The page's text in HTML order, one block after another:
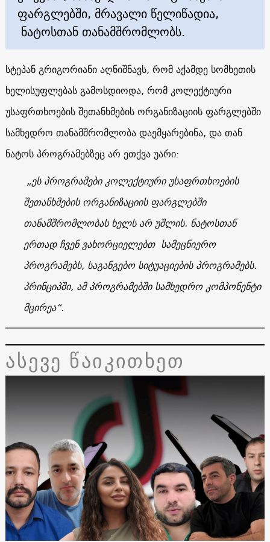
ფარგლებში, მრავალი წელიწადია,
ნატოსთან თანამშრომლობს.
სტეპან გრიგორიანი აღნიშნავს, რომ აქამდე სომხეთის
ხელისუფლებას გამოსდიოდა, რომ კოლექტიური
უსაფრთხოების შეთანხმების ორგანიზაციის ფარგლებში
სამხედრო თანამშრომლობა დაემყარებინა, და თან
ნატოს პროგრამებზეც არ ეთქვა უარი:
„ეს პროგრამები კოლექტიური უსაფრთხოების
შეთანხმების ორგანიზაციის ფარგლებში
თანამშრომლობას ხელს არ უშლის. ნატოსთან
ერთად ჩვენ ვახორციელებთ სამეცნიერო
პროგრამებს, საგანგებო სიტუაციების პროგრამებს.
პრინციპში, ამ პროგრამებში სამხედრო კომპონენტი
მცირეა“.
ასევე წაიკითხეთ